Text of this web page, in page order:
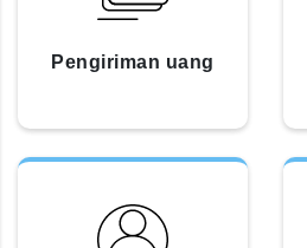
Pengiriman uang